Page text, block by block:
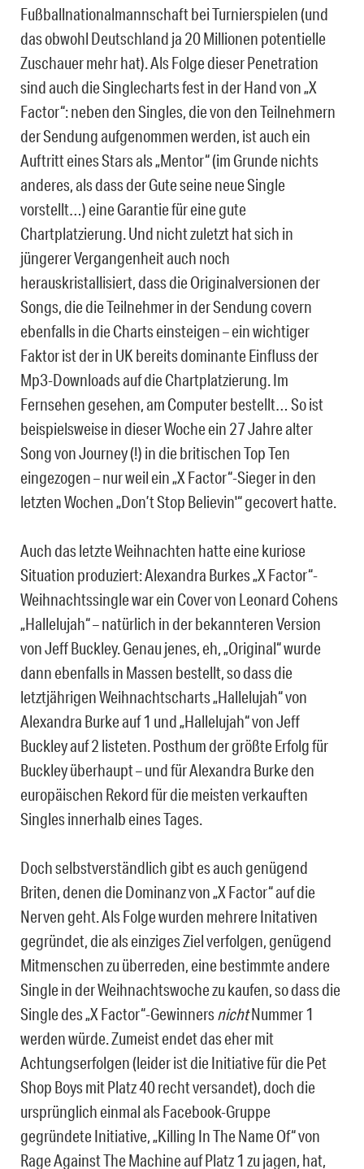
Fußballnationalmannschaft bei Turnierspielen (und
das obwohl Deutschland ja 20 Millionen potentielle
Zuschauer mehr hat). Als Folge dieser Penetration
sind auch die Singlecharts fest in der Hand von „X
Factor“: neben den Singles, die von den Teilnehmern
der Sendung aufgenommen werden, ist auch ein
Auftritt eines Stars als „Mentor“ (im Grunde nichts
anderes, als dass der Gute seine neue Single
vorstellt…) eine Garantie für eine gute
Chartplatzierung. Und nicht zuletzt hat sich in
jüngerer Vergangenheit auch noch
herauskristallisiert, dass die Originalversionen der
Songs, die die Teilnehmer in der Sendung covern
ebenfalls in die Charts einsteigen – ein wichtiger
Faktor ist der in UK bereits dominante Einfluss der
Mp3-Downloads auf die Chartplatzierung. Im
Fernsehen gesehen, am Computer bestellt… So ist
beispielsweise in dieser Woche ein 27 Jahre alter
Song von Journey (!) in die britischen Top Ten
eingezogen – nur weil ein „X Factor“-Sieger in den
letzten Wochen „Don’t Stop Believin'“ gecovert hatte.
Auch das letzte Weihnachten hatte eine kuriose
Situation produziert: Alexandra Burkes „X Factor“-
Weihnachtssingle war ein Cover von Leonard Cohens
„Hallelujah“ – natürlich in der bekannteren Version
von Jeff Buckley. Genau jenes, eh, „Original“ wurde
dann ebenfalls in Massen bestellt, so dass die
letztjährigen Weihnachtscharts „Hallelujah“ von
Alexandra Burke auf 1 und „Hallelujah“ von Jeff
Buckley auf 2 listeten. Posthum der größte Erfolg für
Buckley überhaupt – und für Alexandra Burke den
europäischen Rekord für die meisten verkauften
Singles innerhalb eines Tages.
Doch selbstverständlich gibt es auch genügend
Briten, denen die Dominanz von „X Factor“ auf die
Nerven geht. Als Folge wurden mehrere Initativen
gegründet, die als einziges Ziel verfolgen, genügend
Mitmenschen zu überreden, eine bestimmte andere
Single in der Weihnachtswoche zu kaufen, so dass die
Single des „X Factor“-GewinnersnichtNummer 1
werden würde. Zumeist endet das eher mit
Achtungserfolgen (leider ist die Initiative für die Pet
Shop Boys mit Platz 40 recht versandet), doch die
ursprünglich einmal als Facebook-Gruppe
gegründete Initiative, „Killing In The Name Of“ von
Rage Against The Machine auf Platz 1 zu jagen, hat,